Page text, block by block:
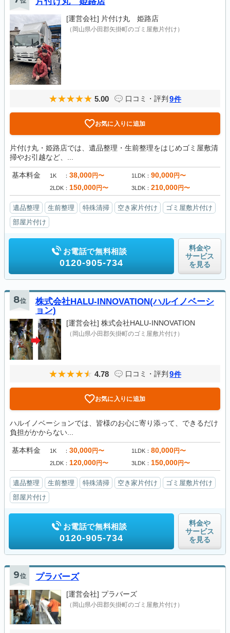
[運営会社] 片付け丸 姫路店
（岡山県小田郡矢掛町のゴミ屋敷片付け）
5.00 口コミ・評判 9件
お気に入りに追加
片付け丸・姫路店では、遺品整理・生前整理をはじめゴミ屋敷清
掃やお引越など、...
基本料金 1K 38,000円〜 1LDK 90,000円〜
2LDK 150,000円〜 3LDK 210,000円〜
遺品整理 生前整理 特殊清掃 空き家片付け
ゴミ屋敷片付け
部屋片付け
お電話で無料相談
0120-905-734
料金や
サービス
を見る
8位
株式会社HALU-INNOVATION(ハルイノベーシ
ョン)
[運営会社] 株式会社HALU-INNOVATION
（岡山県小田郡矢掛町のゴミ屋敷片付け）
4.78 口コミ・評判 9件
お気に入りに追加
ハルイノベーションでは、皆様のお心に寄り添って、できるだけ
負担がかからない...
基本料金 1K 30,000円〜 1LDK 80,000円〜
2LDK 120,000円〜 3LDK 150,000円〜
遺品整理 生前整理 特殊清掃 空き家片付け
ゴミ屋敷片付け
部屋片付け
お電話で無料相談
0120-905-734
料金や
サービス
を見る
9位 プラバーズ
[運営会社] プラバーズ
（岡山県小田郡矢掛町のゴミ屋敷片付け）